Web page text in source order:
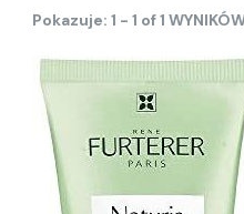
Pokazuje: 1 - 1 of 1